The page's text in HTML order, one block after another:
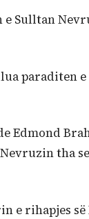
e Sulltan
paraditen e
Edmond
tha
e rihapjes